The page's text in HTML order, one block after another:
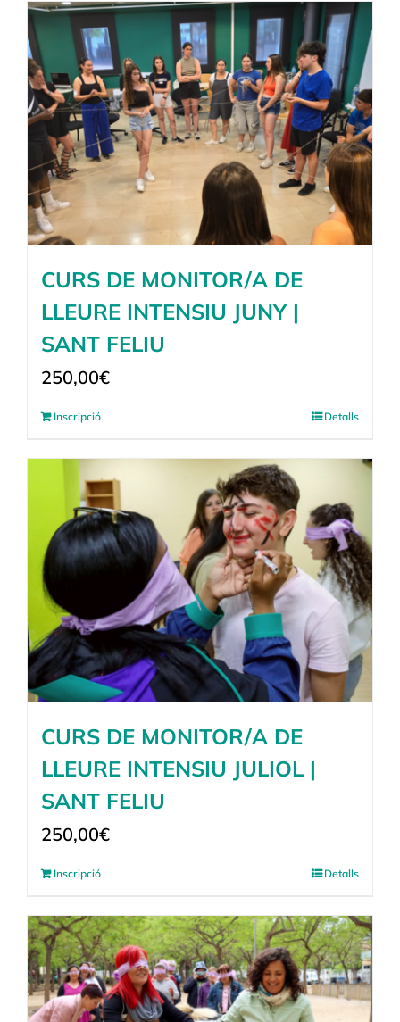
CURS DE MONITOR/A DE
LLEURE INTENSIU JUNY |
SANT FELIU
250,00€
Inscripció Detalls
CURS DE MONITOR/A DE
LLEURE INTENSIU JULIOL |
SANT FELIU
250,00€
Inscripció Detalls